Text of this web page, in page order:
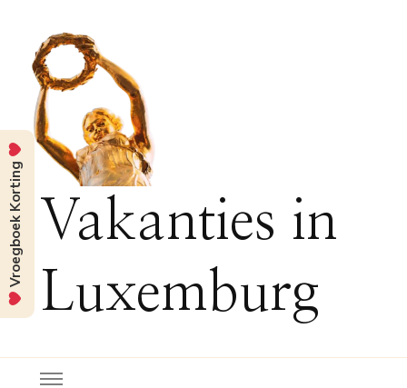
Vakanties in
Luxemburg
Vroegboek Korting